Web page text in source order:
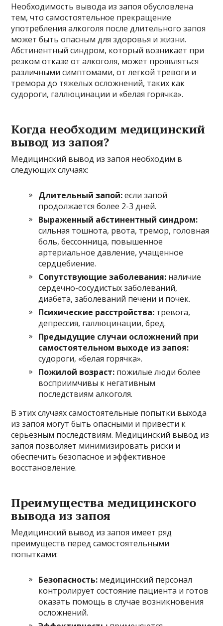
Необходимость вывода из запоя обусловлена
тем, что самостоятельное прекращение
употребления алкоголя после длительного запоя
может быть опасным для здоровья и жизни.
Абстинентный синдром, который возникает при
резком отказе от алкоголя, может проявляться
различными симптомами, от легкой тревоги и
тремора до тяжелых осложнений, таких как
судороги, галлюцинации и «белая горячка».
Когда необходим медицинский
вывод из запоя?
Медицинский вывод из запоя необходим в
следующих случаях:
Длительный запой:если запой
продолжается более 2-3 дней.
Выраженный абстинентный синдром:
сильная тошнота, рвота, тремор, головная
боль, бессонница, повышенное
артериальное давление, учащенное
сердцебиение.
Сопутствующие заболевания: наличие
сердечно-сосудистых заболеваний,
диабета, заболеваний печени и почек.
Психические расстройства: тревога,
депрессия, галлюцинации, бред.
Предыдущие случаи осложнений при
самостоятельном выходе из запоя:
судороги, «белая горячка».
Пожилой возраст: пожилые люди более
восприимчивы к негативным
последствиям алкоголя.
В этих случаях самостоятельные попытки выхода
из запоя могут быть опасными и привести к
серьезным последствиям. Медицинский вывод из
запоя позволяет минимизировать риски и
обеспечить безопасное и эффективное
восстановление.
Преимущества медицинского
вывода из запоя
Медицинский вывод из запоя имеет ряд
преимуществ перед самостоятельными
попытками:
Безопасность: медицинский персонал
контролирует состояние пациента и готов
оказать помощь в случае возникновения
осложнений.